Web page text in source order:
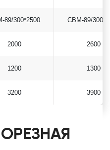
89/300*2500
2000
1200
3200
СВМ-89/
2600
1300
3900